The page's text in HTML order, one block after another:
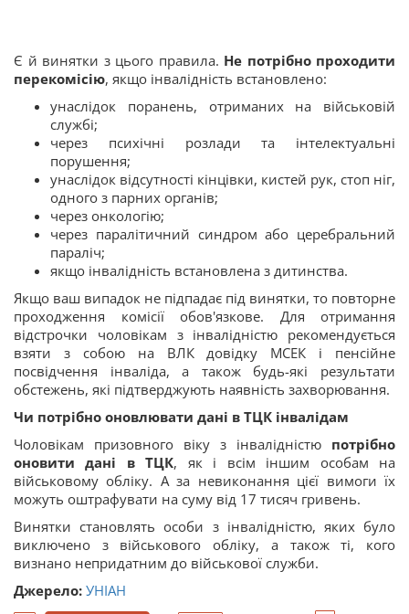
Є й винятки з цього правила. Не потрібно проходити
перекомісію, якщо інвалідність встановлено:
унаслідок поранень, отриманих на військовій
службі;
через психічні розлади та інтелектуальні
порушення;
унаслідок відсутності кінцівки, кистей рук, стоп ніг,
одного з парних органів;
через онкологію;
через паралітичний синдром або церебральний
параліч;
якщо інвалідність встановлена з дитинства.
Якщо ваш випадок не підпадає під винятки, то повторне
проходження комісії обов'язкове. Для отримання
відстрочки чоловікам з інвалідністю рекомендується
взяти з собою на ВЛК довідку МСЕК і пенсійне
посвідчення інваліда, а також будь-які результати
обстежень, які підтверджують наявність захворювання.
Чи потрібно оновлювати дані в ТЦК інвалідам
Чоловікам призовного віку з інвалідністю потрібно
оновити дані в ТЦК, як і всім іншим особам на
військовому обліку. А за невиконання цієї вимоги їх
можуть оштрафувати на суму від 17 тисяч гривень.
Винятки становлять особи з інвалідністю, яких було
виключено з військового обліку, а також ті, кого
визнано непридатним до військової служби.
Джерело: УНІАН